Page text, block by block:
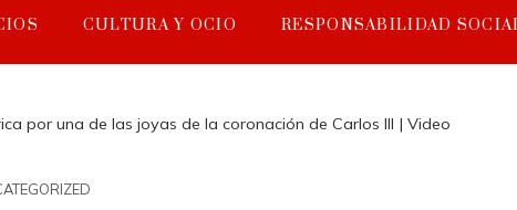
CULTURA Y OCIO RESPONSABILIDAD
por una de las joyas de la coronación de Carlos III | Video